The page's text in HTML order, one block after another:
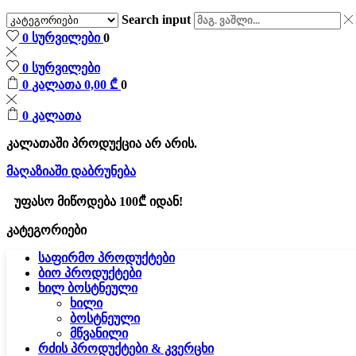
Search input
0 სურვილები0
0 სურვილები
0 კალათა 0,00 ₾ 0
0 კალათა
კალათაში პროდუქცია არ არის.
მაღაზიაში დაბრუნება
უფასო მიწოდება 100₾ იდან!
კატეგორიები
საფირმო პროდუქტები
ბიო პროდუქტები
ხილ ბოსტნეული
ხილი
ბოსტნეული
მწვანილი
რძის პროდუქტები & კვერცხი